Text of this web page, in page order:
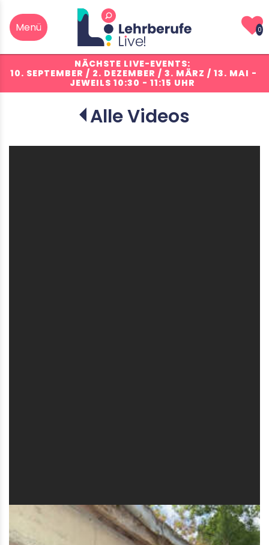
0
NÄCHSTE LIVE-EVENTS:
10. SEPTEMBER / 2. DEZEMBER / 3. MÄRZ / 13. MAI -
JEWEILS 10:30 - 11:15 UHR
Alle Videos